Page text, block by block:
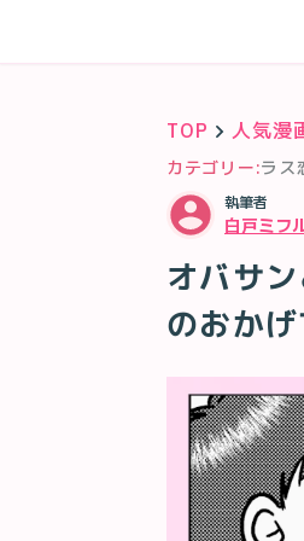
TOP 人気漫
カテゴリー:ラス
執筆者
白戸ミフ
オバサ
のおか